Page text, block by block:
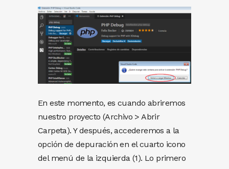
En este momento, es cuando abriremos
nuestro proyecto (Archivo > Abrir
Carpeta). Y después, accederemos a la
opción de depuración en el cuarto icono
del menú de la izquierda (1). Lo primero